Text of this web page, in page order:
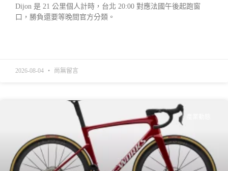
Dijon 是 21 公里個人計時，台北 20:00 對應法國午後起跑窗
口，勝負還要等晚間官方分類。
2026-08-04 尚無留言